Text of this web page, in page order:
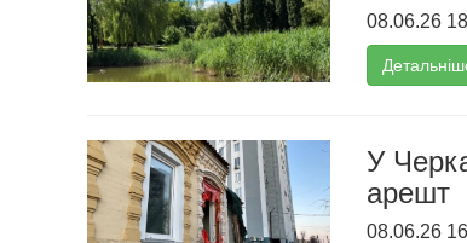
08.06.26
У
арешт
08.06.26